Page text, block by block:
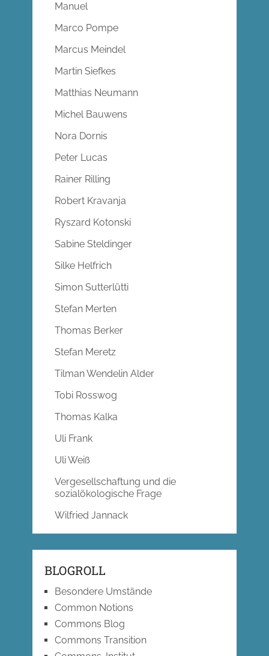
Manuel
Marco Pompe
Marcus Meindel
Martin Siefkes
Matthias Neumann
Michel Bauwens
Nora Dornis
Peter Lucas
Rainer Rilling
Robert Kravanja
Ryszard Kotonski
Sabine Steldinger
Silke Helfrich
Simon Sutterlütti
Stefan Merten
Thomas Berker
Stefan Meretz
Tilman Wendelin Alder
Tobi Rosswog
Thomas Kalka
Uli Frank
Uli Weiß
Vergesellschaftung und die
sozialökologische Frage
Wilfried Jannack
BLOGROLL
Besondere Umstände
Common Notions
Commons Blog
Commons Transition